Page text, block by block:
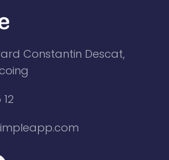
Constantin Descat,